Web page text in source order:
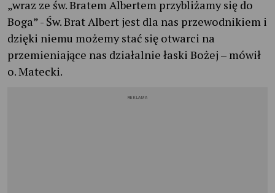
„wraz ze św. Bratem Albertem przybliżamy się do
Boga” - Św. Brat Albert jest dla nas przewodnikiem i
dzięki niemu możemy stać się otwarci na
przemieniające nas działalnie łaski Bożej – mówił
o. Matecki.
REKLAMA